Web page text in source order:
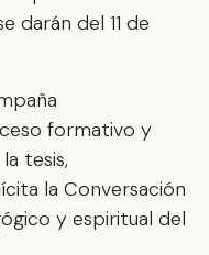
darán del 11 de
formativo y
tesis,
la Conversación
y espiritual del